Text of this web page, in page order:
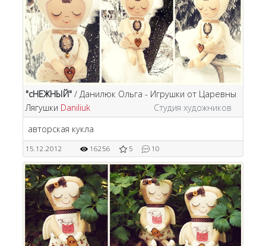
"сНЕЖНЫЙ" / Данилюк Ольга - Игрушки от Царевны
Лягушки Daniliuk
Студия художников
авторская кукла
15.12.2012 16256 5 10